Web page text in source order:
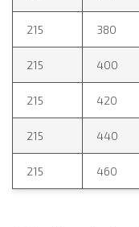
215 380
215 400
215 420
215 440
215 460